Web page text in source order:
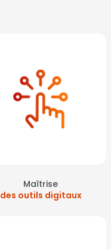
Maîtrise
des outils digitaux